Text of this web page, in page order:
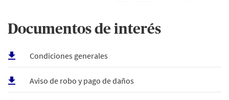
Documentos de interés
Condiciones generales
Aviso de robo y pago de daños